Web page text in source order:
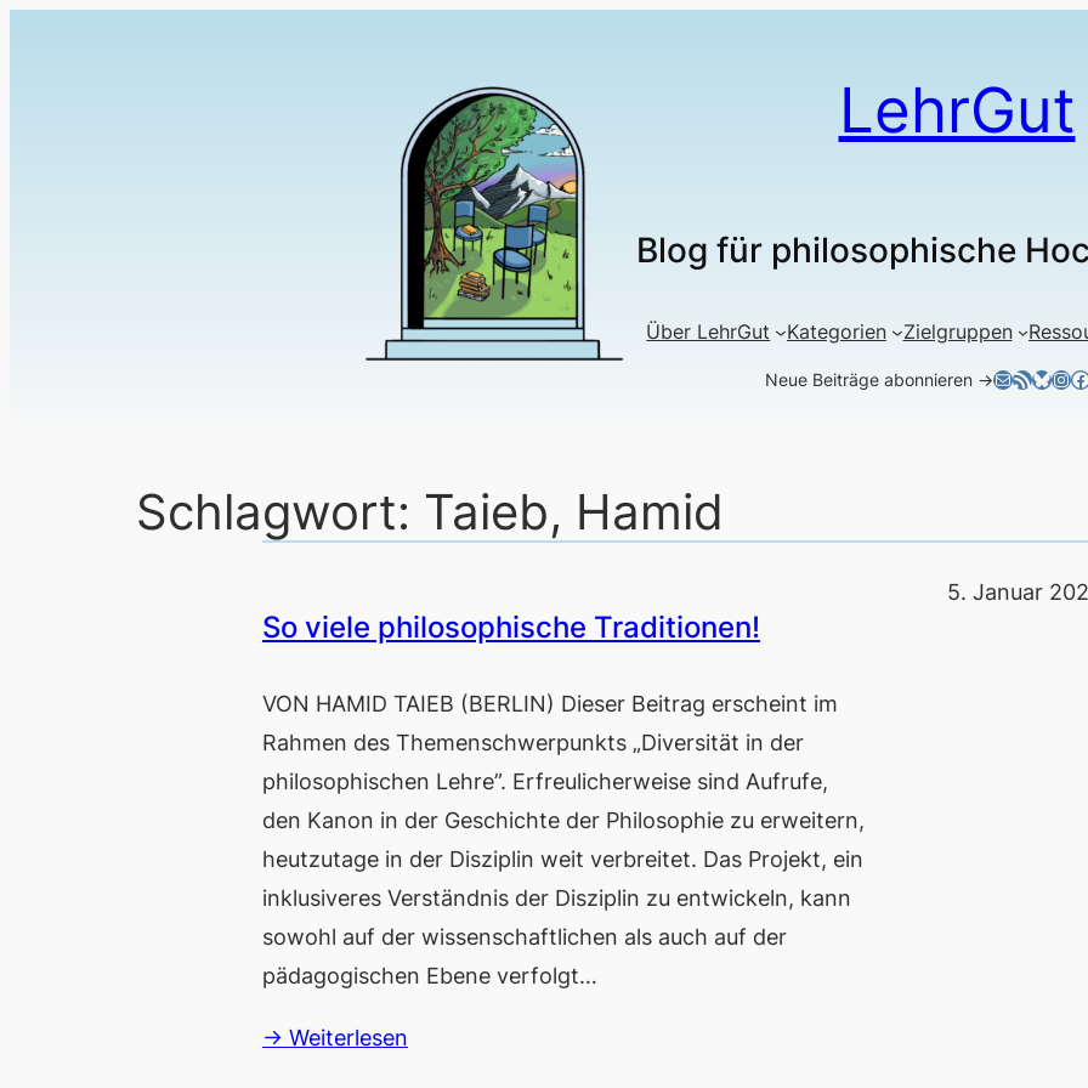
LehrGut
Blog für philosophische
Über LehrGut Kategorien Zielgruppen
Neue Beiträge abonnieren →E-MailRSS-Feed
Schlagwort: Taieb, Hamid
So viele philosophische Traditionen!
VON HAMID TAIEB (BERLIN) Dieser Beitrag erscheint im
Rahmen des Themenschwerpunkts „Diversität in der
philosophischen Lehre”. Erfreulicherweise sind Aufrufe,
den Kanon in der Geschichte der Philosophie zu erweitern,
heutzutage in der Disziplin weit verbreitet. Das Projekt, ein
inklusiveres Verständnis der Disziplin zu entwickeln, kann
sowohl auf der wissenschaftlichen als auch auf der
pädagogischen Ebene verfolgt…
→ Weiterlesen
5. Januar